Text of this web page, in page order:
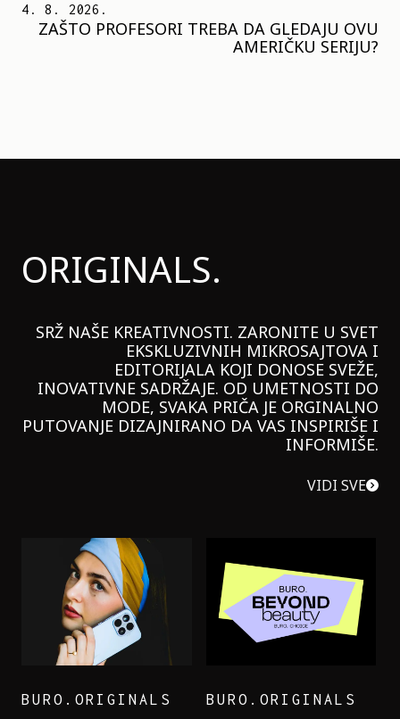
4. 8. 2026.
ZAŠTO PROFESORI TREBA DA GLEDAJU OVU
AMERIČKU SERIJU?
ORIGINALS.
SRŽ NAŠE KREATIVNOSTI. ZARONITE U SVET
EKSKLUZIVNIH MIKROSAJTOVA I
EDITORIJALA KOJI DONOSE SVEŽE,
INOVATIVNE SADRŽAJE. OD UMETNOSTI DO
MODE, SVAKA PRIČA JE ORGINALNO
PUTOVANJE DIZAJNIRANO DA VAS INSPIRIŠE I
INFORMIŠE.
VIDI SVE